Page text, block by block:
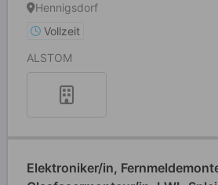
Hennigsdorf
Vollzeit
ALSTOM
Elektroniker/in,